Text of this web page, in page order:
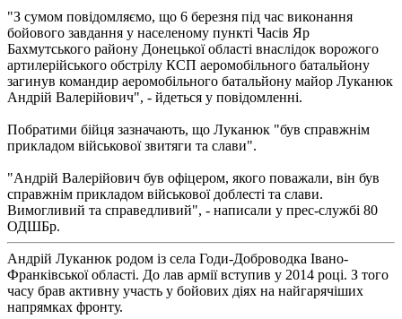
"З сумом повідомляємо, що 6 березня під час виконання
бойового завдання у населеному пункті Часів Яр
Бахмутського району Донецької області внаслідок ворожого
артилерійського обстрілу КСП аеромобільного батальйону
загинув командир аеромобільного батальйону майор Луканюк
Андрій Валерійович", - йдеться у повідомленні.
Побратими бійця зазначають, що Луканюк "був справжнім
прикладом військової звитяги та слави".
"Андрій Валерійович був офіцером, якого поважали, він був
справжнім прикладом військової доблесті та слави.
Вимогливий та справедливий", - написали у прес-службі 80
ОДШБр.
Андрій Луканюк родом із села Годи-Доброводка Івано-
Франківської області. До лав армії вступив у 2014 році. З того
часу брав активну участь у бойових діях на найгарячіших
напрямках фронту.